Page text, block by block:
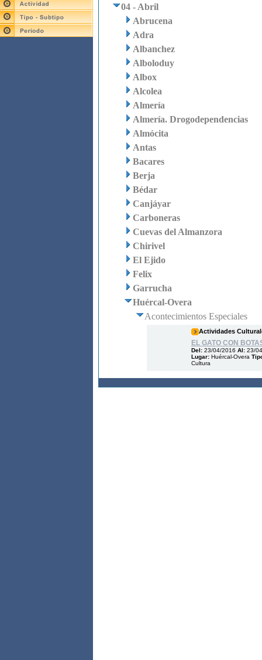
04 - Abril
Abrucena
Adra
Albanchez
Alboloduy
Albox
Alcolea
Almería
Almería. Drogodependencias
Almócita
Antas
Bacares
Berja
Bédar
Canjáyar
Carboneras
Cuevas del Almanzora
Chirivel
El Ejido
Felix
Garrucha
Huércal-Overa
Acontecimientos Especiales
Actividades
EL GATO CON
Del: 23/04/2016 Al: 23/
Lugar: Huércal-Overa
Cultura